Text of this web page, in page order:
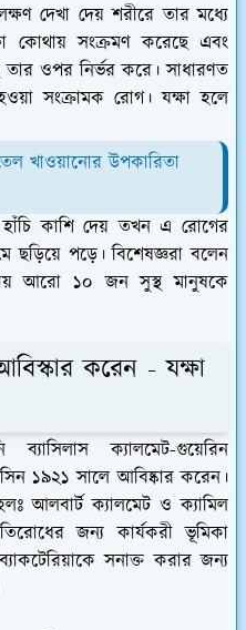
দেখা দেয় শরীরে তার মধ্যে
কোথায় সংক্রমণ করেছে এবং
ওপর নির্ভর করে। সাধারণত
হওয়া সংক্রামক রোগ। যক্ষা হলে
খাওয়ানোর উপকারিতা
হাঁচি কাশি দেয় তখন এ রোগের
ছড়িয়ে পড়ে। বিশেষজ্ঞরা বলেন
আরো ১০ জন সুস্থ মানুষকে
করেন - যক্ষা
ক্যালমেট-গুয়েরিন
১৯২১ সালে আবিষ্কার করেন।
আলবার্ট ক্যালমেট ও ক্যামিল
জন্য কার্যকরী ভূমিকা
সনাক্ত করার জন্য